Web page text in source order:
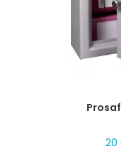
20